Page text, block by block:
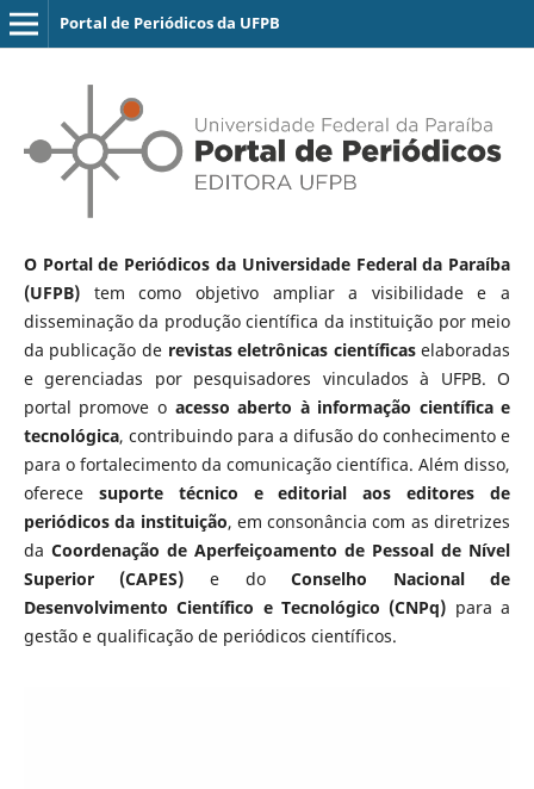
Portal de Periódicos da UFPB
O Portal de Periódicos da Universidade Federal da Paraíba
(UFPB)tem como objetivo ampliar a visibilidade e a
disseminação da produção científica da instituição por meio
da publicação de revistas eletrônicas científicaselaboradas
e gerenciadas por pesquisadores vinculados à UFPB. O
portal promove o acesso aberto à informação científica e
tecnológica, contribuindo para a difusão do conhecimento e
para o fortalecimento da comunicação científica. Além disso,
oferece suporte técnico e editorial aos editores de
periódicos da instituição, em consonância com as diretrizes
da Coordenação de Aperfeiçoamento de Pessoal de Nível
Superior (CAPES) e doConselho Nacional de
Desenvolvimento Científico e Tecnológico (CNPq) para a
gestão e qualificação de periódicos científicos.